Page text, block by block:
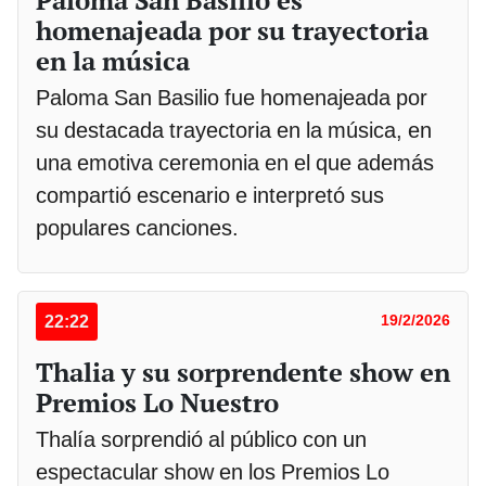
homenajeada por su trayectoria
en la música
Paloma San Basilio fue homenajeada por
su destacada trayectoria en la música, en
una emotiva ceremonia en el que además
compartió escenario e interpretó sus
populares canciones.
22:22 19/2/2026
Thalia y su sorprendente show en
Premios Lo Nuestro
Thalía sorprendió al público con un
espectacular show en los Premios Lo